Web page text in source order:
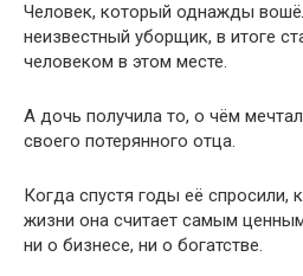
Человек, который однажды
неизвестный уборщик, в итоге
человеком в этом месте.
А дочь получила то, о чём
своего потерянного отца.
Когда спустя годы её спросили,
жизни она считает самым
ни о бизнесе, ни о богатстве.